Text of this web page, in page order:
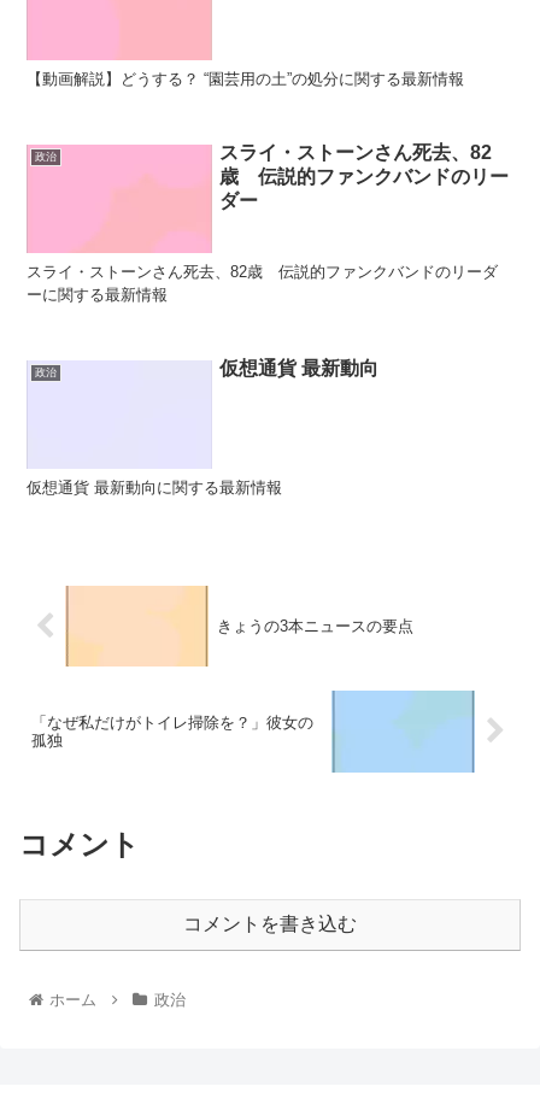
【動画解説】どうする？ “園芸用の土”の処分に関する最新情報
政治
スライ・ストーンさん死去、82
歳 伝説的ファンクバンドのリー
ダー
スライ・ストーンさん死去、82歳 伝説的ファンクバンドのリーダ
ーに関する最新情報
政治 仮想通貨 最新動向
仮想通貨 最新動向に関する最新情報
きょうの3本ニュースの要点
「なぜ私だけがトイレ掃除を？」彼女の
孤独
コメント
コメントを書き込む
ホーム 政治